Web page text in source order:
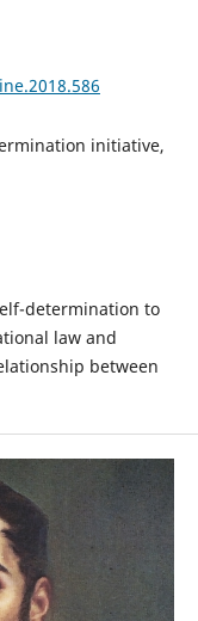
initiative,
determination to
law and
between